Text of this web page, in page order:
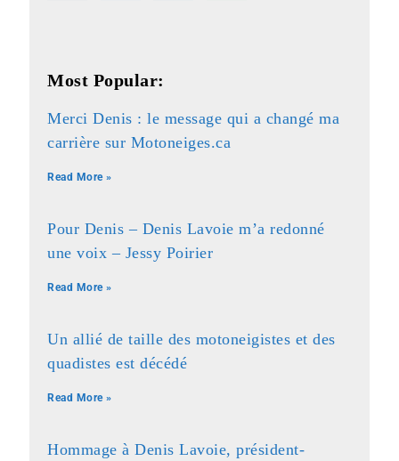
Most Popular:
Merci Denis : le message qui a changé ma
carrière sur Motoneiges.ca
Read More »
Pour Denis – Denis Lavoie m’a redonné
une voix – Jessy Poirier
Read More »
Un allié de taille des motoneigistes et des
quadistes est décédé
Read More »
Hommage à Denis Lavoie, président-